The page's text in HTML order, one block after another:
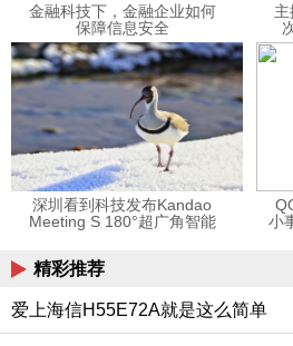
金融科技下，金融企业如何
保障信息安全
深圳看到科技发布Kandao
Meeting S 180°超广角智能
小
精彩推荐
爱上海信H55E72A就是这么简单